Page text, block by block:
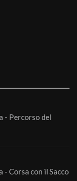
- Percorso del
Corsa con il Sacco